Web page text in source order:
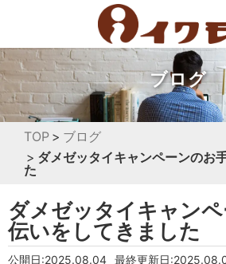
ブログ
TOP
ブログ
ダメゼッタイキャンペーンのお
た
ダメゼッタイキャン
伝いをしてきました
公開日:2025.08.04 最終更新日